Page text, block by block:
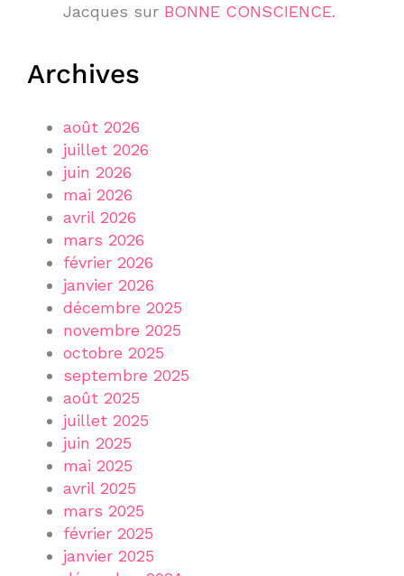
Jacques sur BONNE CONSCIENCE.
Archives
août 2026
juillet 2026
juin 2026
mai 2026
avril 2026
mars 2026
février 2026
janvier 2026
décembre 2025
novembre 2025
octobre 2025
septembre 2025
août 2025
juillet 2025
juin 2025
mai 2025
avril 2025
mars 2025
février 2025
janvier 2025